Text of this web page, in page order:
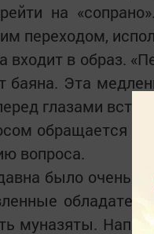
на
переходом,
входит в образ.
баяна. Эта
глазами
обращается
вопроса.
было очень
муназяты.